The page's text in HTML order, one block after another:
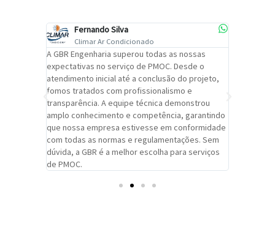
Fernando Silva
Climar Ar Condicionado
A GBR Engenharia superou todas as nossas
expectativas no serviço de PMOC. Desde o
atendimento inicial até a conclusão do projeto,
fomos tratados com profissionalismo e
transparência. A equipe técnica demonstrou
amplo conhecimento e competência, garantindo
que nossa empresa estivesse em conformidade
com todas as normas e regulamentações. Sem
dúvida, a GBR é a melhor escolha para serviços
de PMOC.